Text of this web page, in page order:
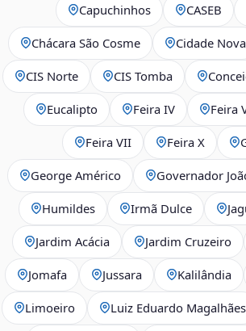
Capuchinhos CASEB
Chácara São Cosme Cidade Nova
CIS Norte CIS Tomba
Eucalipto Feira IV Feira
Feira VII Feira X
George Américo Governador
Humildes Irmã Dulce
Jardim Acácia Jardim Cruzeiro
Jomafa Jussara Kalilândia
Limoeiro Luiz Eduardo Magalhães